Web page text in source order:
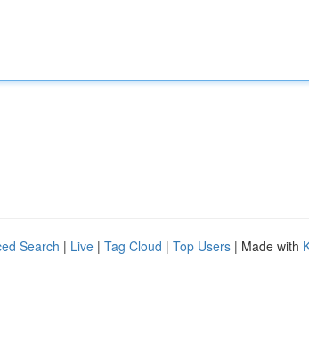
Search | Live | Tag Cloud | Top Users | Made with